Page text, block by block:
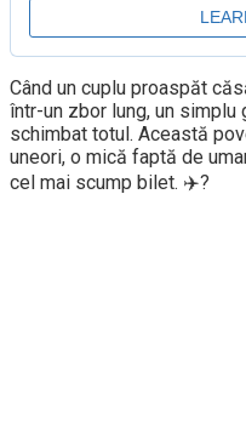
Când un cuplu proaspăt
într-un zbor lung, un
schimbat totul. Această
uneori, o mică faptă de
cel mai scump bilet. ✈️?